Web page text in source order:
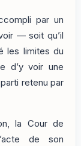
par un
— soit qu’il
les limites du
d’y voir une
retenu par
la Cour de
de son